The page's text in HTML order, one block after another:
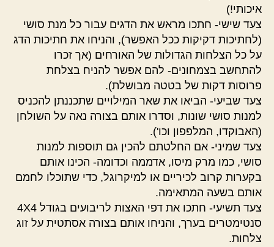
איכותי!)
צעד שישי- חתכו מראש את הדגים עבור כל מנת סושי
(לחתיכות דקיקות ככל האפשר), והניחו את חתיכות הדג
על כל הצלחות הגדולות של האורחים (אך זכרו
להתחשב בצמחונים- להם אפשר להניח בצלחת
פרוסות דקות של בטטה מבושלת).
צעד שביעי- הביאו את שאר המילויים שתכננתן להכניס
למנות סושי שונות, וסדרו אותם בצורה נאה על השולחן
(האבוקדו, המלפפון וכו').
צעד שמיני- אם החלטתם להכין גם תוספות למנות
סושי, כמו מרק מיסו, אדממה וכדומה- הכינו אותם
בקערות קרוב לכיריים או למיקרוגל, כדי שתוכלו לחמם
אותם בשעה המתאימה.
צעד תשיעי- חתכו את דפי האצות לריבועים בגודל 4
X4
סנטימטרים בערך, והניחו אותם בצורה אסתטית על זוג
צלחות.